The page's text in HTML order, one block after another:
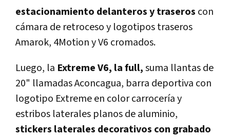
estacionamiento delanteros y traseros con
cámara de retroceso y logotipos traseros
Amarok, 4Motion y V6 cromados.
Luego, la Extreme V6, la full,suma llantas de
20" llamadas Aconcagua, barra deportiva con
logotipo Extreme en color carrocería y
estribos laterales planos de aluminio,
stickers laterales decorativos con grabado